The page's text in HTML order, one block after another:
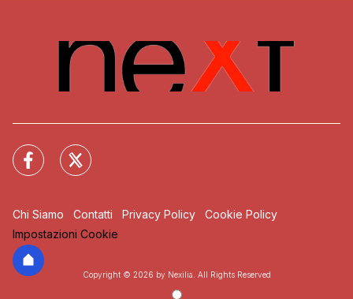
Chi Siamo Contatti Privacy Policy
Cookie Policy
Impostazioni Cookie
Copyright © 2026 by Nexilia. All Rights Reserved